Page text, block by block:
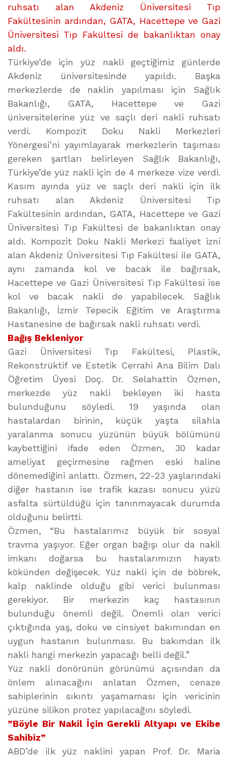
NAKLİ
İÇİN
ONAY
üzerine
ruhsatı alan Akdeniz Üniversitesi Tıp
Fakültesinin ardından, GATA, Hacettepe ve Gazi
Üniversitesi Tıp Fakültesi de bakanlıktan onay
aldı.
Türkiye’de için yüz nakli geçtiğimiz günlerde
Akdeniz üniversitesinde yapıldı. Başka
merkezlerde de naklin yapılması için Sağlık
Bakanlığı, GATA, Hacettepe ve Gazi
üniversitelerine yüz ve saçlı deri nakli ruhsatı
verdi. Kompozit Doku Nakli Merkezleri
Yönergesi’ni yayımlayarak merkezlerin taşıması
gereken şartları belirleyen Sağlık Bakanlığı,
Türkiye’de yüz nakli için de 4 merkeze vize verdi.
Kasım ayında yüz ve saçlı deri nakli için ilk
ruhsatı alan Akdeniz Üniversitesi Tıp
Fakültesinin ardından, GATA, Hacettepe ve Gazi
Üniversitesi Tıp Fakültesi de bakanlıktan onay
aldı. Kompozit Doku Nakli Merkezi faaliyet izni
alan Akdeniz Üniversitesi Tıp Fakültesi ile GATA,
aynı zamanda kol ve bacak ile bağırsak,
Hacettepe ve Gazi Üniversitesi Tıp Fakültesi ise
kol ve bacak nakli de yapabilecek. Sağlık
Bakanlığı, İzmir Tepecik Eğitim ve Araştırma
Hastanesine de bağırsak nakli ruhsatı verdi.
Bağış Bekleniyor
Gazi Üniversitesi Tıp Fakültesi, Plastik,
Rekonstrüktif ve Estetik Cerrahi Ana Bilim Dalı
Öğretim Üyesi Doç. Dr. Selahattin Özmen,
merkezde yüz nakli bekleyen iki hasta
bulunduğunu söyledi. 19 yaşında olan
hastalardan birinin, küçük yaşta silahla
yaralanma sonucu yüzünün büyük bölümünü
kaybettiğini ifade eden Özmen, 30 kadar
ameliyat geçirmesine rağmen eski haline
dönemediğini anlattı. Özmen, 22-23 yaşlarındaki
diğer hastanın ise trafik kazası sonucu yüzü
asfalta sürtüldüğü için tanınmayacak durumda
olduğunu belirtti.
Özmen, “Bu hastalarımız büyük bir sosyal
travma yaşıyor. Eğer organ bağışı olur da nakil
imkanı doğarsa bu hastalarımızın hayatı
kökünden değişecek. Yüz nakli için de böbrek,
kalp naklinde olduğu gibi verici bulunması
gerekiyor. Bir merkezin kaç hastasının
bulunduğu önemli değil. Önemli olan verici
çıktığında yaş, doku ve cinsiyet bakımından en
uygun hastanın bulunması. Bu bakımdan ilk
nakli hangi merkezin yapacağı belli değil.”
Yüz nakli donörünün görünümü açısından da
önlem alınacağını anlatan Özmen, cenaze
sahiplerinin sıkıntı yaşamaması için vericinin
yüzüne silikon protez yapılacağını söyledi.
”Böyle Bir Nakil İçin Gerekli Altyapı ve Ekibe
Sahibiz”
ABD’de ilk yüz naklini yapan Prof. Dr. Maria